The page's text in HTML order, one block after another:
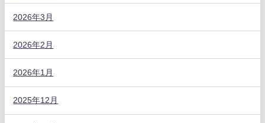
2026年3月
2026年2月
2026年1月
2025年12月